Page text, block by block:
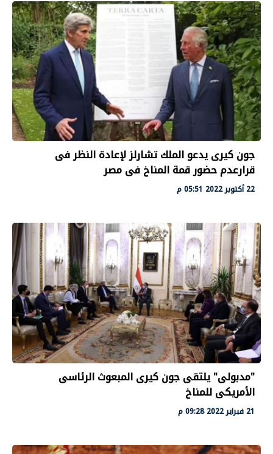
جون كيرى يدعو الملك تشارلز لإعادة النظر فى
قرارعدم حضور قمة المناخ فى مصر
22 أكتوبر 2022 05:51 م
"مدبولى" يلتقى جون كيرى المبعوث الرئاسى
الأمريكى للمناخ
21 فبراير 2022 09:28 م